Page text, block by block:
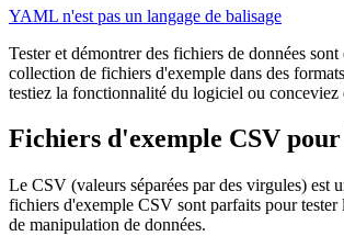
YAML n'est pas un langage de balisage
Tester et démontrer des fichiers de données
collection de fichiers d'exemple dans des
testiez la fonctionnalité du logiciel ou conceviez
Fichiers d'exemple CSV pour
Le CSV (valeurs séparées par des virgules) est
fichiers d'exemple CSV sont parfaits pour
de manipulation de données.